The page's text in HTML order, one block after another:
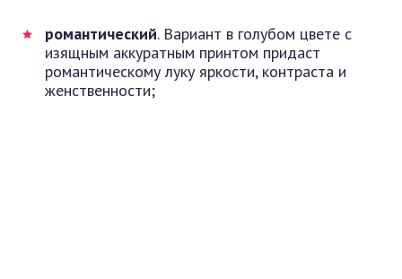
романтический. Вариант в голубом цвете с
изящным аккуратным принтом придаст
романтическому луку яркости, контраста и
женственности;